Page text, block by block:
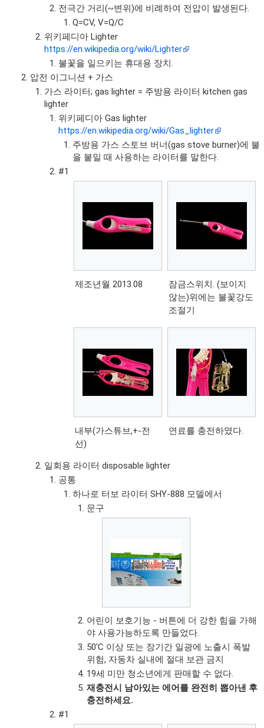
전극간 거리(~변위)에 비례하여 전압이 발생된다.
Q=CV, V=Q/C
위키페디아 Lighter
https://en.wikipedia.org/wiki/Lighter
불꽃을 일으키는 휴대용 장치.
압전 이그니션 + 가스
가스 라이터; gas lighter = 주방용 라이터 kitchen gas
lighter
위키페디아 Gas lighter
https://en.wikipedia.org/wiki/Gas_lighter
주방용 가스 스토브 버너(gas stove burner)에 불
을 붙일 때 사용하는 라이터를 말한다.
#1
제조년월 2013.08
잠금스위치. (보이지
않는)위에는 불꽃강도
조절기
내부(가스튜브,+-전
선)
연료를 충전하였다.
일회용 라이터 disposable lighter
공통
하나로 터보 라이터 SHY-888 모델에서
문구
어린이 보호기능 - 버튼에 더 강한 힘을 가해
야 사용가능하도록 만들었다.
50'C 이상 또는 장기간 일광에 노출시 폭발
위험, 자동차 실내에 절대 보관 금지
19세 미만 청소년에게 판매할 수 없다.
재충전시 남아있는 에어를 완전히 뽑아낸 후
충전하세요.
#1